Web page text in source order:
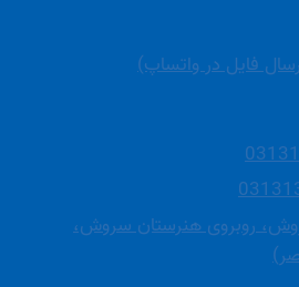
روبروی هنرستان سروش،